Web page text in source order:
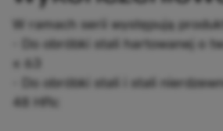
W ramach serii występują
- Do obróbki stali hartowanej o
≤ 63
- Do obróbki stali i stali
48 HRc